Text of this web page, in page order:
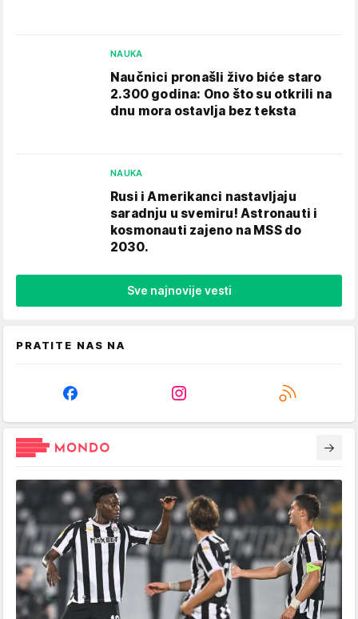
NAUKA
Naučnici pronašli živo biće staro
2.300 godina: Ono što su otkrili na
dnu mora ostavlja bez teksta
NAUKA
Rusi i Amerikanci nastavljaju
saradnju u svemiru! Astronauti i
kosmonauti zajeno na MSS do
2030.
Sve najnovije vesti
PRATITE NAS NA